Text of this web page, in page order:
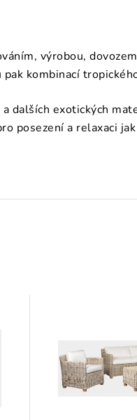
výrobou,
kombinací
a dalších exotických
posezení a relaxaci